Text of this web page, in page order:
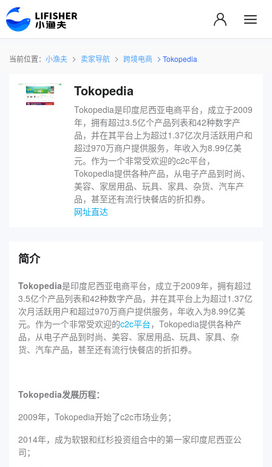
当前位置： 小渔夫 卖家导航 跨境电商 Tokopedia
Tokopedia
Tokopedia是印度尼西亚电商平台，成立于2009
年，拥有超过3.5亿个产品列表和42种数字产
品，并在其平台上为超过1.37亿次月活跃用户和
超过970万商户提供服务，年收入为8.99亿美
元。作为一个非常受欢迎的c2c平台​，
Tokopedia提供各种产品，从电子产品到时尚、
美容、家居用品、玩具、家具、杂货、汽车产
品，甚至还有流行快餐店的折扣券。
网址直达
简介
Tokopedia是印度尼西亚电商平台，成立于2009年，拥有超过
3.5亿个产品列表和42种数字产品，并在其平台上为超过1.37亿
次月活跃用户和超过970万商户提供服务，年收入为8.99亿美
元。作为一个非常受欢迎的c2c平台，Tokopedia提供各种产
品，从电子产品到时尚、美容、家居用品、玩具、家具、杂
货、汽车产品，甚至还有流行快餐店的折扣券。
Tokopedia发展历程：
2009年，Tokopedia开始了c2c市场业务；
2014年，成为软银和红杉投资组合中的第一家印度尼西亚公
司；